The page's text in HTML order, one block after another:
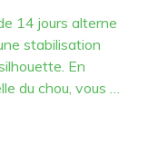
14 jours alterne
stabilisation
En
du chou, vous …